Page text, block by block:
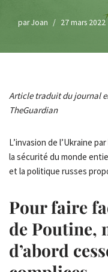
parJoan 27 mars 2022
Article traduit du journal
TheGuardian
L’invasion de l’Ukraine
la sécurité du monde
et la politique russes
Pour faire
de Poutine,
d’abord